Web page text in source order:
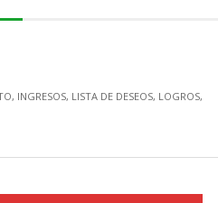
, INGRESOS, LISTA DE DESEOS, LOGROS,